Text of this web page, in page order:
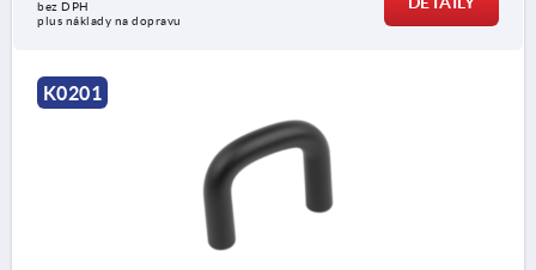
bez DPH
plus náklady na dopravu
K0201